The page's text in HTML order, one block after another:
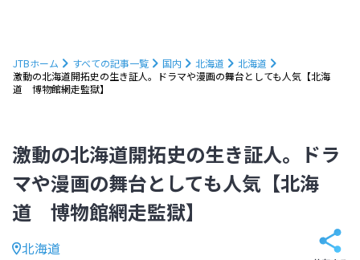
JTBホーム すべての記事一覧 国内 北海道
北海道
激動の北海道開拓史の生き証人。ドラマや漫画の舞台としても人気【北海
道 博物館網走監獄】
激動の北海道開拓史の生き証人。ドラ
マや漫画の舞台としても人気【北海
道 博物館網走監獄】
北海道